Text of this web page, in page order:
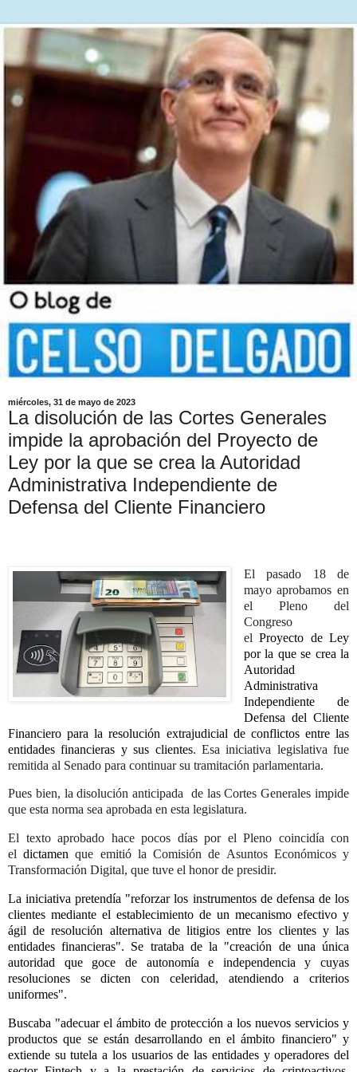
miércoles, 31 de mayo de 2023
La disolución de las Cortes Generales
impide la aprobación del Proyecto de
Ley por la que se crea la Autoridad
Administrativa Independiente de
Defensa del Cliente Financiero
El pasado 18 de
mayo aprobamos en
el Pleno del
Congreso
elProyecto de Ley
por la que se crea la
Autoridad
Administrativa
Independiente de
Defensa del Cliente
Financiero para la resolución extrajudicial de conflictos entre las
entidades financieras y sus clientes. Esa iniciativa legislativa fue
remitida al Senado para continuar su tramitación parlamentaria.
Pues bien, la disolución anticipada de las Cortes Generales impide
que esta norma sea aprobada en esta legislatura.
El texto aprobado hace pocos días por el Pleno coincidía con
eldictamen que emitió la Comisión de Asuntos Económicos y
Transformación Digital, que tuve el honor de presidir.
La iniciativa pretendía "reforzar los instrumentos de defensa de los
clientes mediante el establecimiento de un mecanismo efectivo y
ágil de resolución alternativa de litigios entre los clientes y las
entidades financieras". Se trataba de la "creación de una única
autoridad que goce de autonomía e independencia y cuyas
resoluciones se dicten con celeridad, atendiendo a criterios
uniformes".
Buscaba "adecuar el ámbito de protección a los nuevos servicios y
productos que se están desarrollando en el ámbito financiero" y
extiende su tutela a los usuarios de las entidades y operadores del